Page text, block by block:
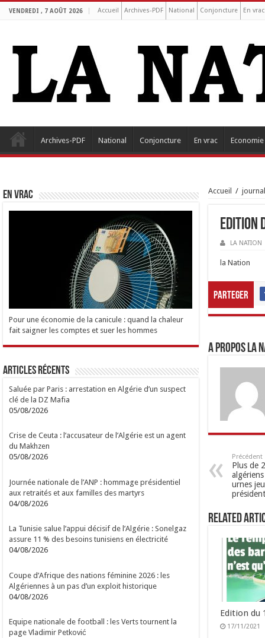
VENDREDI , 7 AOÛT 2026 Accueil Archives-PDF National Conjoncture En vrac
Archives-PDF National Conjoncture En vrac Economie
Accueil /
Edition
LA NATION
la Nation
Parteger
A propos LA
Précédent
Plus de
urnes
Related
Edition du
17/11/2021
EN VRAC
Pour une économie de la canicule : quand la chaleur
fait saigner les comptes et suer les hommes
Articles Récents
Saluée par Paris : arrestation en Algérie d’un suspect
clé de la DZ Mafia
05/08/2026
Crise de Ceuta : l’accusateur de l’Algérie est un agent
du Makhzen
05/08/2026
Journée nationale de l’ANP : hommage présidentiel
aux retraités et aux familles des martyrs
04/08/2026
La Tunisie salue l’appui décisif de l’Algérie : Sonelgaz
assure 11 % des besoins tunisiens en électricité
04/08/2026
Coupe d’Afrique des nations féminine 2026 : les
Algériennes à un pas d’un exploit historique
04/08/2026
Equipe nationale de football : les Verts tournent la
page Vladimir Petković